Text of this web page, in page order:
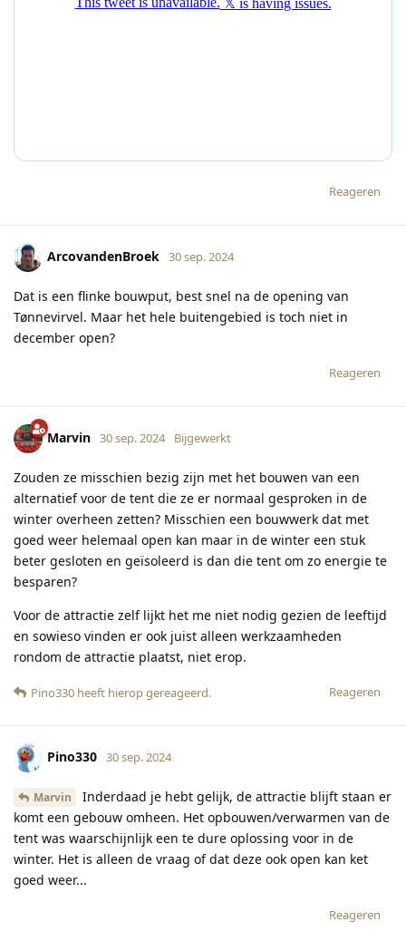
Reageren
ArcovandenBroek 30 sep. 2024
Dat is een flinke bouwput, best snel na de opening van
Tønnevirvel. Maar het hele buitengebied is toch niet in
december open?
Reageren
Marvin 30 sep. 2024 Bijgewerkt
Zouden ze misschien bezig zijn met het bouwen van een
alternatief voor de tent die ze er normaal gesproken in de
winter overheen zetten? Misschien een bouwwerk dat met
goed weer helemaal open kan maar in de winter een stuk
beter gesloten en geïsoleerd is dan die tent om zo energie te
besparen?
Voor de attractie zelf lijkt het me niet nodig gezien de leeftijd
en sowieso vinden er ook juist alleen werkzaamheden
rondom de attractie plaatst, niet erop.
Reageren
Pino330 heeft hierop gereageerd.
Pino330 30 sep. 2024
Marvin
Inderdaad je hebt gelijk, de attractie blijft staan er
komt een gebouw omheen. Het opbouwen/verwarmen van de
tent was waarschijnlijk een te dure oplossing voor in de
winter. Het is alleen de vraag of dat deze ook open kan ket
goed weer...
Reageren